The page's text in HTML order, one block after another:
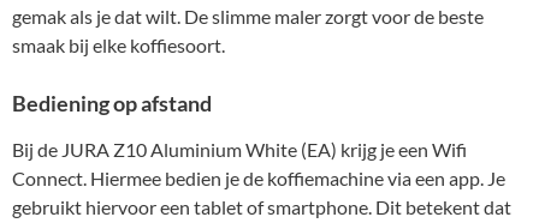
gemak als je dat wilt. De slimme maler zorgt voor de beste
smaak bij elke koffiesoort.
Bediening op afstand
Bij de JURA Z10 Aluminium White (EA) krijg je een Wifi
Connect. Hiermee bedien je de koffiemachine via een app. Je
gebruikt hiervoor een tablet of smartphone. Dit betekent dat